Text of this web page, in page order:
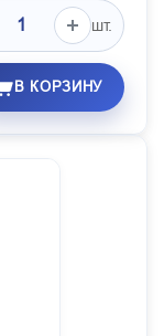
шт.
В КОРЗИНУ